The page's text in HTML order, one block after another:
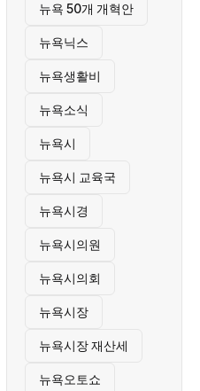
뉴욕 50개 개혁안
뉴욕닉스
뉴욕생활비
뉴욕소식
뉴욕시
뉴욕시 교육국
뉴욕시경
뉴욕시의원
뉴욕시의회
뉴욕시장
뉴욕시장 재산세
뉴욕오토쇼